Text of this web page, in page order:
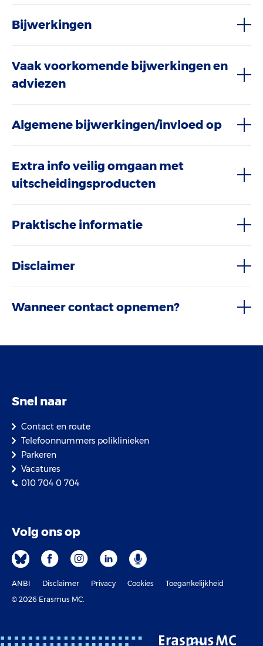
Bijwerkingen
Vaak voorkomende bijwerkingen en
adviezen
Algemene bijwerkingen/invloed op
Extra info veilig omgaan met
uitscheidingsproducten
Praktische informatie
Disclaimer
Wanneer contact opnemen?
Snel naar
Contact en route
Telefoonnummers poliklinieken
Parkeren
Vacatures
010 704 0 704
Volg ons op
ANBI Disclaimer Privacy Cookies
Toegankelijkheid
© 2026 Erasmus MC.